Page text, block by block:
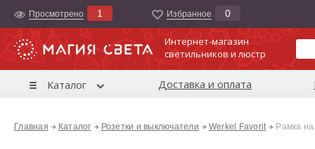
Просмотрено 1 Избранноe 0
Интернет-магазин
светильников и люстр
Каталог Доставка и оплата
Главная Каталог Розетки и выключатели Werkel Favorit Рамка